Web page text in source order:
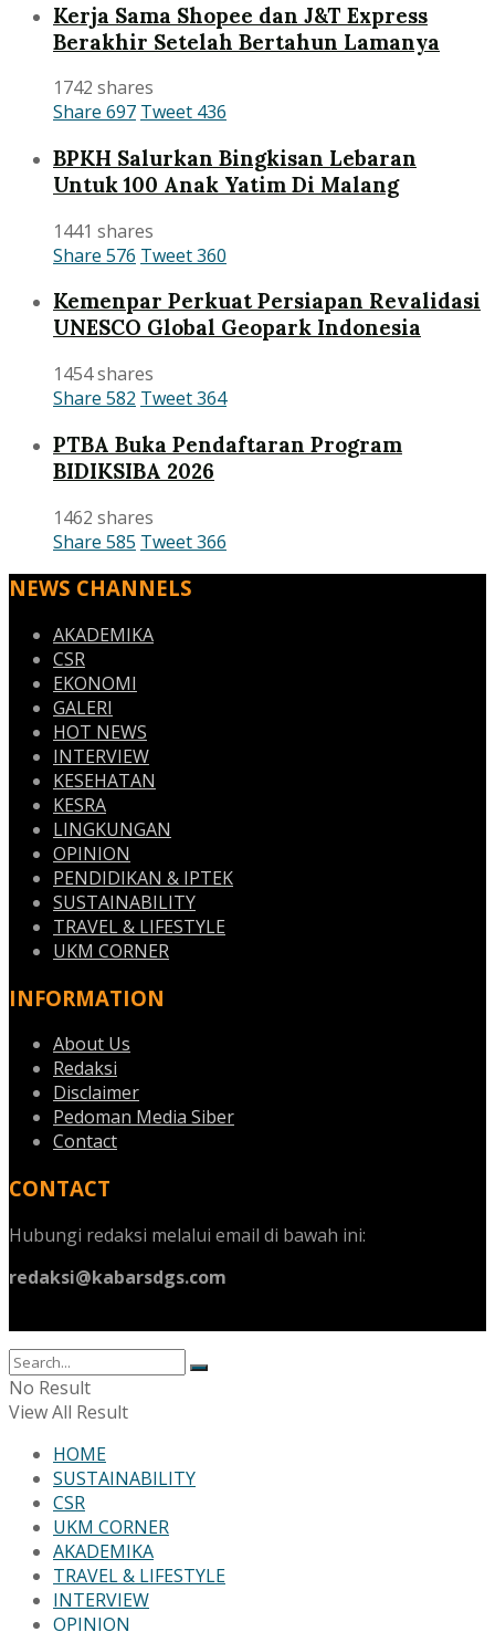
Kerja Sama Shopee dan J&T Express
Berakhir Setelah Bertahun Lamanya
1742 shares
Share 697 Tweet 436
BPKH Salurkan Bingkisan Lebaran
Untuk 100 Anak Yatim Di Malang
1441 shares
Share 576 Tweet360
Kemenpar Perkuat Persiapan Revalidasi
UNESCO Global Geopark Indonesia
1454 shares
Share 582 Tweet364
PTBA Buka Pendaftaran Program
BIDIKSIBA 2026
1462 shares
Share 585 Tweet366
NEWS CHANNELS
AKADEMIKA
CSR
EKONOMI
GALERI
HOT NEWS
INTERVIEW
KESEHATAN
KESRA
LINGKUNGAN
OPINION
PENDIDIKAN & IPTEK
SUSTAINABILITY
TRAVEL & LIFESTYLE
UKM CORNER
INFORMATION
About Us
Redaksi
Disclaimer
Pedoman Media Siber
Contact
CONTACT
Hubungi redaksi melalui email di bawah ini:
redaksi@kabarsdgs.com
No Result
View All Result
HOME
SUSTAINABILITY
CSR
UKM CORNER
AKADEMIKA
TRAVEL & LIFESTYLE
INTERVIEW
OPINION